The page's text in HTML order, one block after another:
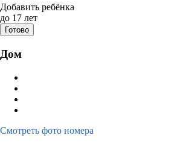
Дата заезда - отъезда
Добавить ребёнка
до 17 лет
Готово
Дом
Смотреть фото номера